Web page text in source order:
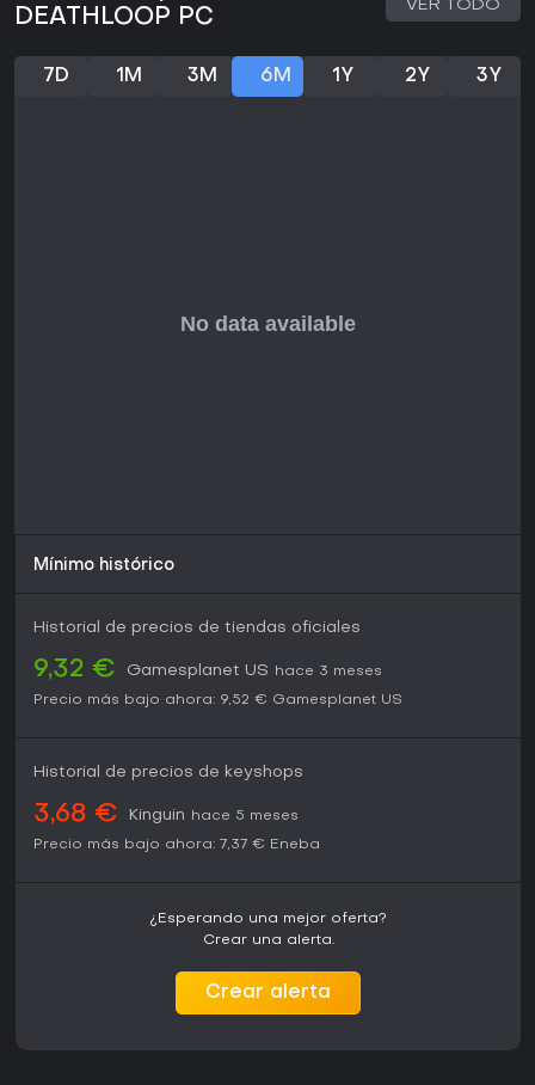
DEATHLOOP PC
VER TODO
7D 1M 3M 6M 1Y 2Y 3Y
Mínimo histórico
Historial de precios de tiendas oficiales
9,32 € Gamesplanet US
hace 3 meses
Precio más bajo ahora: 9,52 € Gamesplanet US
Historial de precios de keyshops
3,68 € Kinguin
hace 5 meses
Precio más bajo ahora: 7,37 € Eneba
¿Esperando una mejor oferta?
Crear una alerta.
Crear alerta